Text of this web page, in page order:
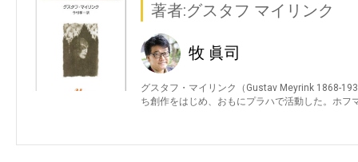
著者:グスタフ マイリンク
牧 眞司
グスタフ・マイリンク（Gustav Meyrink 1868-
ち創作をはじめ、おもにプラハで活動した。ホフ